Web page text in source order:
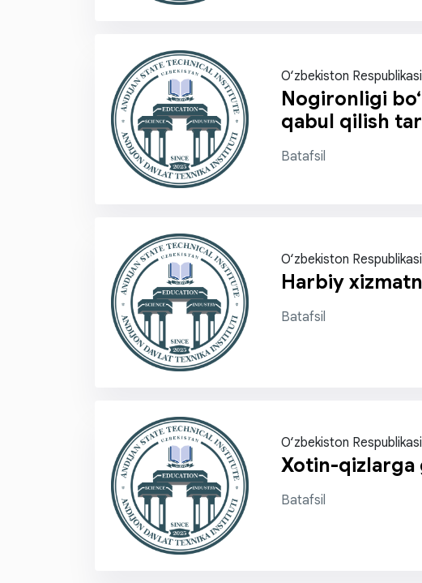
O‘zbekiston
Nogironligi
qabul qilish
Batafsil
O‘zbekiston
Harbiy
Batafsil
O‘zbekiston
Xotin-qizlarga
Batafsil